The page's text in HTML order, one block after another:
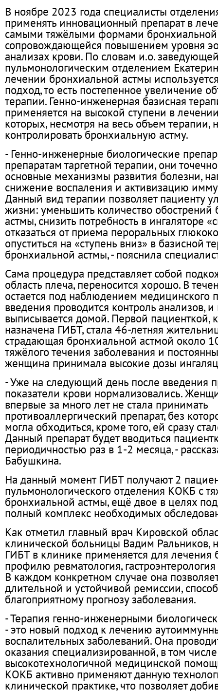
В ноябре 2023 года специалисты
применять инновационный препарат в
самыми тяжёлыми формами бронхиальной
сопровождающейся повышением уровня
анализах крови. По словам и.о.
пульмонологическим отделением
лечении бронхиальной астмы
подход, то есть постепенное увеличение
терапии. Генно-инженерная базисная
применяется на высокой ступени в
которых, несмотря на весь объем терапии,
контролировать бронхиальную астму.
- Генно-инженерные биологические
препаратам таргетной терапии, они
основные механизмы развития болезни,
снижение воспаления и активизацию
Данный вид терапии позволяет пациенту
жизни: уменьшить количество обострений
астмы, снизить потребность в ингаляторе
отказаться от приема пероральных
опуститься на «ступень вниз» в базисной
бронхиальной астмы, - пояснила
Сама процедура представляет собой
область плеча, переносится хорошо. В
остается под наблюдением медицинского
введения проводится контроль анализов, и
выписывается домой. Первой пациенткой,
назначена ГИБТ, стала 46-летняя
страдающая бронхиальной астмой около
тяжёлого течения заболевания и
женщина принимала высокие дозы
- Уже на следующий день после введения
показатели крови нормализовались.
впервые за много лет не стала принимать
противоаллергический препарат, без
могла обходиться, кроме того, ей сразу
Данный препарат будет вводиться
периодичностью раз в 1-2 месяца, -
Бабушкина.
На данный момент ГИБТ получают 2
пульмонологического отделения КОКБ с
бронхиальной астмы, ещё двое в целях
полный комплекс необходимых
Как отметил главный врач Кировской
клинической больницы Вадим Ральников,
ГИБТ в клинике применяется для лечения
профилю ревматология,
В каждом конкретном случае она
длительной и устойчивой ремиссии,
благоприятному прогнозу заболевания.
- Терапия генно-инженерными
- это новый подход к лечению
воспалительных заболеваний. Она
оказания специализированной, в том числе
высокотехнологичной медицинской
КОКБ активно применяют данную
клинической практике, что позволяет